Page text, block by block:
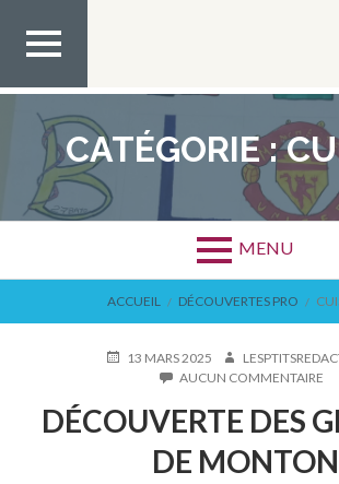
contenu
MEN
U TOP
CATÉGORIE :
MENU
D'ARIANE
ACCUEIL DÉCOUVERTES PRO
PUBLIÉ13 MARS 2025 AUTEUR
AUCUN COMMENTAIRE
DE
DÉCOUVERTE DES
DE MONTON